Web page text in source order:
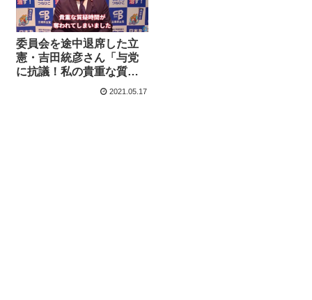
委員会を途中退席した立
憲・吉田統彦さん「与党
に抗議！私の貴重な質疑
時間を奪うな」意味不明
2021.05.17